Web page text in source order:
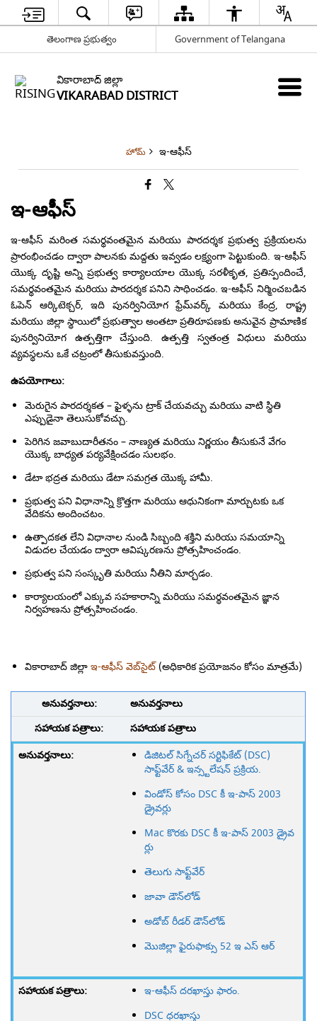
తెలంగాణ ప్రభుత్వం Government of Telangana
వికారాబాద్ జిల్లా
VIKARABAD DISTRICT
హోమ్ ఇ-ఆఫీస్
ఇ-ఆఫీస్
ఇ-ఆఫీస్ మరింత సమర్థవంతమైన మరియు పారదర్శక ప్రభుత్వ ప్రక్రియలను
ప్రారంభించడం ద్వారా పాలనకు మద్దతు ఇవ్వడం లక్ష్యంగా పెట్టుకుంది. ఇ-ఆఫీస్
యొక్క దృష్టి అన్ని ప్రభుత్వ కార్యాలయాల యొక్క సరళీకృత, ప్రతిస్పందించే,
సమర్థవంతమైన మరియు పారదర్శక పనిని సాధించడం. ఇ-ఆఫీస్ నిర్మించబడిన
ఓపెన్ ఆర్కిటెక్చర్, ఇది పునర్వినియోగ ఫ్రేమ్‌వర్క్ మరియు కేంద్ర, రాష్ట్ర
మరియు జిల్లా స్థాయిలో ప్రభుత్వాల అంతటా ప్రతిరూపణకు అనువైన ప్రామాణిక
పునర్వినియోగ ఉత్పత్తిగా చేస్తుంది. ఉత్పత్తి స్వతంత్ర విధులు మరియు
వ్యవస్థలను ఒకే చట్రంలో తీసుకువస్తుంది.
ఉపయోగాలు:
మెరుగైన పారదర్శకత – ఫైళ్ళను ట్రాక్ చేయవచ్చు మరియు వాటి స్థితి
ఎప్పుడైనా తెలుసుకోవచ్చు.
పెరిగిన జవాబుదారీతనం – నాణ్యత మరియు నిర్ణయం తీసుకునే వేగం
యొక్క బాధ్యత పర్యవేక్షించడం సులభం.
డేటా భద్రత మరియు డేటా సమగ్రత యొక్క హామీ.
ప్రభుత్వ పని విధానాన్ని క్రొత్తగా మరియు ఆధునికంగా మార్చుటకు ఒక
వేదికను అందించటం.
ఉత్పాదకత లేని విధానాల నుండి సిబ్బంది శక్తిని మరియు సమయాన్ని
విడుదల చేయడం ద్వారా ఆవిష్కరణను ప్రోత్సహించండం.
ప్రభుత్వ పని సంస్కృతి మరియు నీతిని మార్చడం.
కార్యాలయంలో ఎక్కువ సహకారాన్ని మరియు సమర్థవంతమైన జ్ఞాన
నిర్వహణను ప్రోత్సహించండం.
వికారాబాద్ జిల్లాఇ-ఆఫీస్ వెబ్‌సైట్(అధికారిక ప్రయోజనం కోసం మాత్రమే)
అనువర్తనాలు
సహాయక పత్రాలు
డిజిటల్ సిగ్నేచర్ సర్టిఫికేట్ (DSC)
సాఫ్ట్‌వేర్ & ఇన్స్టలేషన్ ప్రక్రియ.
విండోస్ కోసం DSC కీ ఇ-పాస్ 2003
డ్రైవర్లు
Mac కొరకు DSC కీ ఇ-పాస్ 2003 డ్రైవ
ర్లు
తెలుగు సాఫ్ట్‌వేర్
జావా డౌన్‌లోడ్
అడోబ్ రీడర్ డౌన్‌లోడ్
మొజిల్లా ఫైరుఫాక్సు 52 ఇ ఎస్ ఆర్
ఇ-ఆఫీస్ దరఖాస్తు ఫారం.
DSC ధరఖాస్తు